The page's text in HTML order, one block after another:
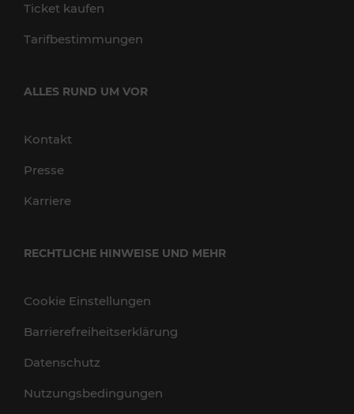
Ticket kaufen
Tarifbestimmungen
ALLES RUND UM VOR
Kontakt
Presse
Karriere
RECHTLICHE HINWEISE UND MEHR
Cookie Einstellungen
Barrierefreiheitserklärung
Datenschutz
Nutzungsbedingungen